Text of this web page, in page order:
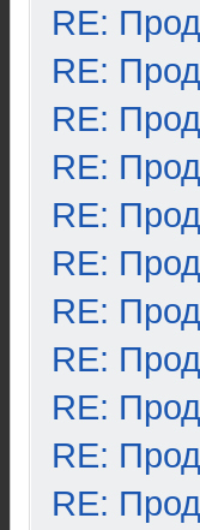
RE:
RE:
RE:
RE:
RE:
RE:
RE:
RE:
RE:
RE:
RE: